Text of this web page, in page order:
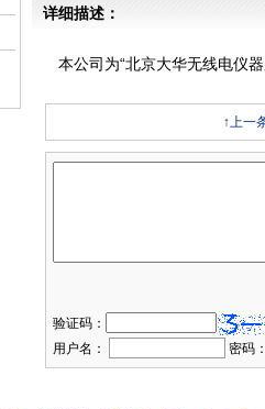
详细描述：
本公司为“北京大华无线电仪
↑上一
验证码：
用户名：
密码